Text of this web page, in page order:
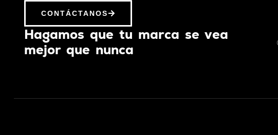
CONTÁCTANOS
Hagamos que tu marca se vea
mejor que nunca